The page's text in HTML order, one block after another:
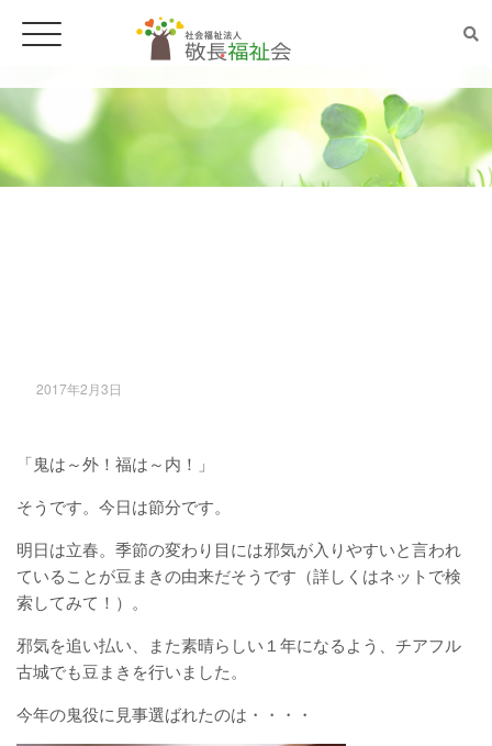
遠見塚デイサービスセンター
遠見塚地域包括支援センター
2017年2月3日
「鬼は～外！福は～内！」
そうです。今日は節分です。
明日は立春。季節の変わり目には邪気が入りやすいと言われ
ていることが豆まきの由来だそうです（詳しくはネットで検
索してみて！）。
邪気を追い払い、また素晴らしい１年になるよう、チアフル
古城でも豆まきを行いました。
今年の鬼役に見事選ばれたのは・・・・